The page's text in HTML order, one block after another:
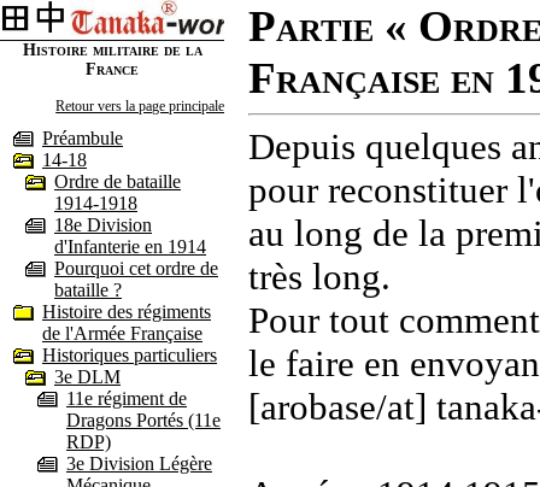
Histoire militaire de la
France
Retour vers la page principale
Préambule
14-18
Ordre de bataille
1914-1918
18e Division
d'Infanterie en 1914
Pourquoi cet ordre de
bataille ?
Histoire des régiments
de l'Armée Française
Historiques particuliers
3e DLM
11e régiment de
Dragons Portés (11e
RDP)
3e Division Légère
Partie «
Française en
Depuis quelques
pour reconstituer
au long de la
très long.
Pour tout
le faire en
[arobase/at]